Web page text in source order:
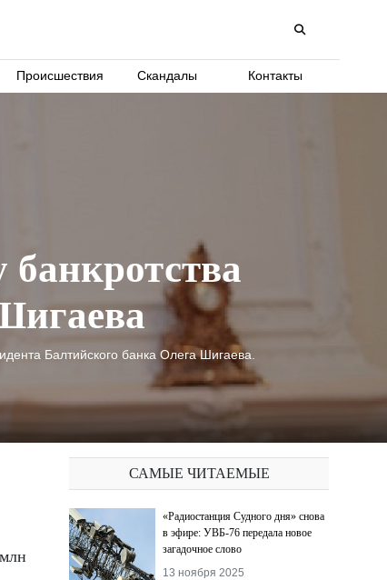
Происшествия Скандалы Контакты
Балтийского банка Олега Шигаева.
САМЫЕ ЧИТАЕМЫЕ
«Радиостанция Судного дня» снова
в эфире: УВБ-76 передала новое
загадочное слово
13 ноября 2025